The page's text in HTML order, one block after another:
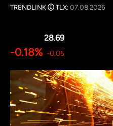
TRENDLINK TLX:07.08.2026
28.69
-0.18% -0.05